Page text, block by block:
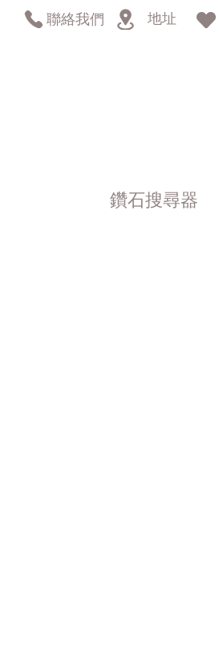
聯絡我們 地址
鑽石搜尋器